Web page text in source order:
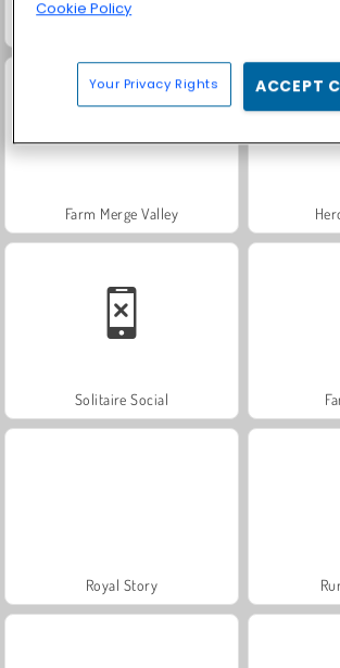
Farm Merge Valley
Solitaire Social
Royal Story
Cookie Policy
Your Privacy Rights ACCEPT